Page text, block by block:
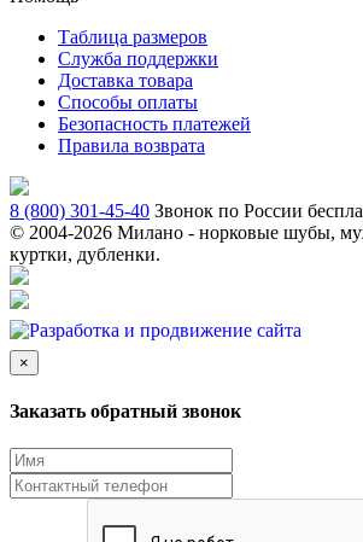
Таблица размеров
Служба поддержки
Доставка товара
Способы оплаты
Безопасность платежей
Правила возврата
8 (800) 301-45-40 Звонок по России
© 2004-2026 Милано - норковые шубы,
куртки, дубленки.
×
Заказать обратный звонок